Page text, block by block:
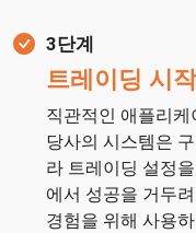
3단계
트레이딩 시작
직관적인 애플리
당사의 시스템은
라 트레이딩 설정
에서 성공을 거두
경험을 위해 사용